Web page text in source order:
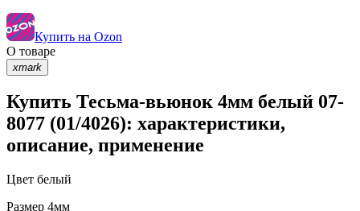
Купить на Ozon
О товаре
xmark
Купить Тесьма-вьюнок 4мм белый 07-
8077 (01/4026): характеристики,
описание, применение
Цвет белый
Размер 4мм